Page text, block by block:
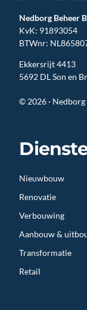
Nedborg Beheer
KvK: 91893054
BTWnr:
Ekkersrijt 4413
5692 DL Son en
© 2026 · Nedborg
Nieuwbouw
Renovatie
Verbouwing
Aanbouw &
Transformatie
Retail